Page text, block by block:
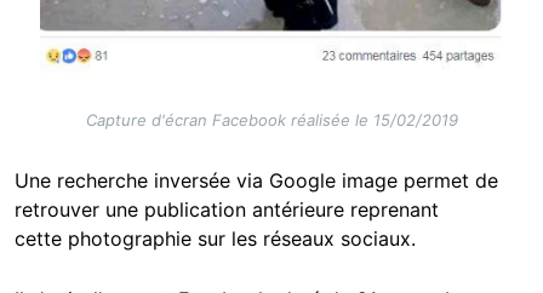
Capture d'écran Facebook réalisée le 15/02/2019
Une recherche inversée via Google image permet de
retrouver une publication antérieure reprenant
cette photographie sur les réseaux sociaux.